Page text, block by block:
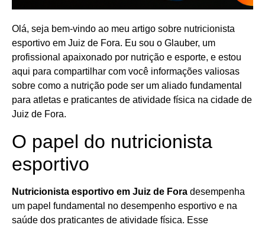
Olá, seja bem-vindo ao meu artigo sobre nutricionista
esportivo em Juiz de Fora. Eu sou o Glauber, um
profissional apaixonado por nutrição e esporte, e estou
aqui para compartilhar com você informações valiosas
sobre como a nutrição pode ser um aliado fundamental
para atletas e praticantes de atividade física na cidade de
Juiz de Fora.
O papel do nutricionista
esportivo
Nutricionista esportivo em Juiz de Fora desempenha
um papel fundamental no desempenho esportivo e na
saúde dos praticantes de atividade física. Esse